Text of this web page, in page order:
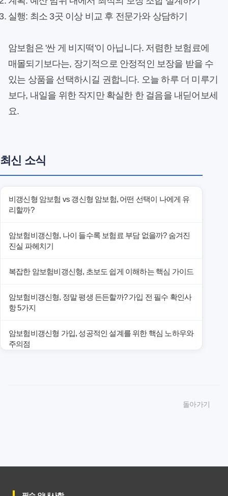
실행: 최소 3곳 이상 비교 후 전문가와 상담하기
암보험은 '싼 게 비지떡'이 아닙니다. 저렴한 보험료에
매몰되기보다는, 장기적으로 안정적인 보장을 받을 수
있는 상품을 선택하시길 권합니다. 오늘 하루 더 미루기
보다, 내일을 위한 작지만 확실한 한 걸음을 내딛어보세
요.
최신 소식
비갱신형 암보험 vs 갱신형 암보험, 어떤 선택이 나에게 유
리할까?
암보험비갱신형, 나이 들수록 보험료 부담 없을까? 숨겨진
진실 파헤치기
복잡한 암보험비갱신형, 초보도 쉽게 이해하는 핵심 가이드
암보험비갱신형, 정말 평생 든든할까? 가입 전 필수 확인사
항 5가지
암보험비갱신형 가입, 성공적인 설계를 위한 핵심 노하우와
주의점
갱신형 암보험과 비갱신형, 어떤 차이가 있을까? 내게 맞는
돌아가기